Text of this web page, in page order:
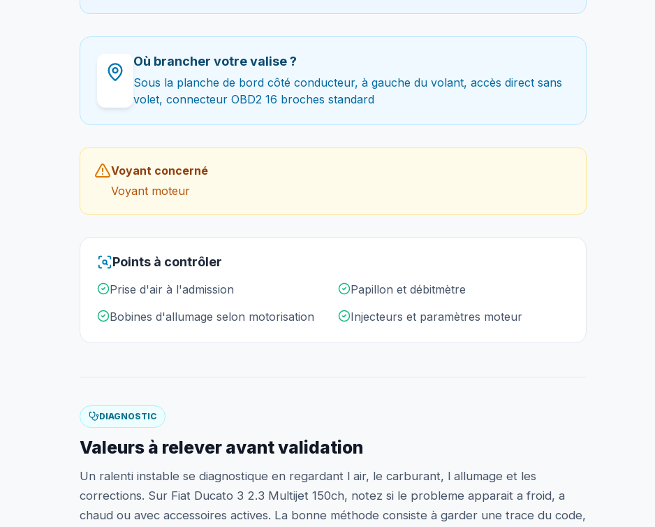
Où brancher votre valise ?
Sous la planche de bord côté conducteur, à gauche du volant, accès direct sans
volet, connecteur OBD2 16 broches standard
Voyant concerné
Voyant moteur
Points à contrôler
Prise d'air à l'admission
Papillon et débitmètre
Bobines d'allumage selon motorisation
Injecteurs et paramètres moteur
DIAGNOSTIC
Valeurs à relever avant validation
Un ralenti instable se diagnostique en regardant l air, le carburant, l allumage et les
corrections. Sur Fiat Ducato 3 2.3 Multijet 150ch, notez si le probleme apparait a froid, a
chaud ou avec accessoires actives. La bonne méthode consiste à garder une trace du code,